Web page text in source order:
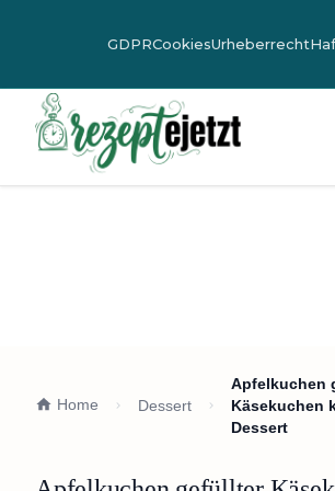
GDPRCookiesUrheberrecht
Home Dessert
Apfelkuchen
Käsekuchen
Dessert